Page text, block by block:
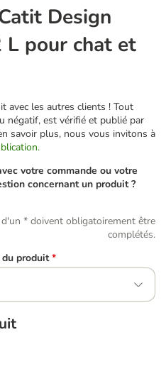
Design
L pour chat et
avec les autres clients ! Tout
négatif, est vérifié et publié par
savoir plus, nous vous invitons à
votre commande ou votre
concernant un produit ?
* doivent obligatoirement être
complétés.
produit *